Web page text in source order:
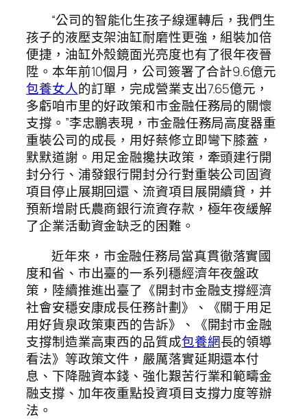
“公司的智能化生孩子線運轉后，我們生
孩子的液壓支架油缸耐磨性更強，組裝加倍
便捷，油缸外殼鏡面光亮度也有了很年夜晉
陞。本年前10個月，公司簽署了合計9.6億元
包養女人的訂單，完成營業支出7.65億元，
多虧咱市里的好政策和市金融任務局的關懷
支撐。”李忠鵬表現，市金融任務局高度器重
重裝公司的成長，用好蔡修立即彎下膝蓋，
默默道謝。用足金融攙扶政策，牽頭建行開
封分行、浦發銀行開封分行對重裝公司固資
項目停止展期回還、流資項目展開續貸，并
預新增尉氏農商銀行流資存款，極年夜緩解
了企業活動資金缺乏的困難。
近年來，市金融任務局當真貫徹落實國
度和省、市出臺的一系列穩經濟年夜盤政
策，陸續推進出臺了《開封市金融支撐經濟
社會安穩安康成長任務計劃》、《關于用足
用好貨泉政策東西的告訴》、《開封市金融
支撐制造業高東西的品質成包養網長的領導
看法》等政策文件，嚴厲落實延期還本付
息、下降融資本錢、強化艱苦行業和範疇金
融支撐、加年夜重點投資項目支撐力度等辦
法。